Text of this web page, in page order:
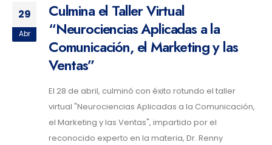
29
Abr
Culmina el Taller Virtual
“Neurociencias Aplicadas a la
Comunicación, el Marketing y las
Ventas”
El 28 de abril, culminó con éxito rotundo el taller
virtual "Neurociencias Aplicadas a la Comunicación,
el Marketing y las Ventas", impartido por el
reconocido experto en la materia, Dr. Renny